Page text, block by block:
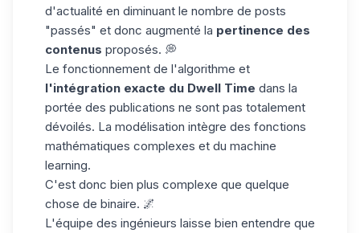
d'actualité en diminuant le nombre de posts
"passés" et donc augmenté la pertinence des
contenus proposés. 💭
Le fonctionnement de l'algorithme et
l'intégration exacte du Dwell Time dans la
portée des publications ne sont pas totalement
dévoilés. La modélisation intègre des fonctions
mathématiques complexes et du machine
learning.
C'est donc bien plus complexe que quelque
chose de binaire. 🌌
L'équipe des ingénieurs laisse bien entendre que